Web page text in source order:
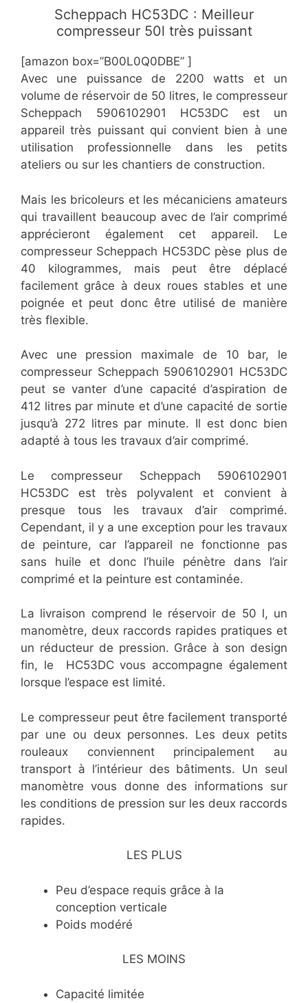
Scheppach HC53DC : Meilleur
compresseur 50l très puissant
[amazon box=”B00L0Q0DBE” ]
Avec une puissance de 2200 watts et un
volume de réservoir de 50 litres, le compresseur
Scheppach 5906102901 HC53DC est un
appareil très puissant qui convient bien à une
utilisation professionnelle dans les petits
ateliers ou sur les chantiers de construction.
Mais les bricoleurs et les mécaniciens amateurs
qui travaillent beaucoup avec de l’air comprimé
apprécieront également cet appareil. Le
compresseur Scheppach HC53DC pèse plus de
40 kilogrammes, mais peut être déplacé
facilement grâce à deux roues stables et une
poignée et peut donc être utilisé de manière
très flexible.
Avec une pression maximale de 10 bar, le
compresseur Scheppach 5906102901 HC53DC
peut se vanter d’une capacité d’aspiration de
412 litres par minute et d’une capacité de sortie
jusqu’à 272 litres par minute. Il est donc bien
adapté à tous les travaux d’air comprimé.
Le compresseur Scheppach 5906102901
HC53DC est très polyvalent et convient à
presque tous les travaux d’air comprimé.
Cependant, il y a une exception pour les travaux
de peinture, car l’appareil ne fonctionne pas
sans huile et donc l’huile pénètre dans l’air
comprimé et la peinture est contaminée.
La livraison comprend le réservoir de 50 l, un
manomètre, deux raccords rapides pratiques et
un réducteur de pression. Grâce à son design
fin, le HC53DC vous accompagne également
lorsque l’espace est limité.
Le compresseur peut être facilement transporté
par une ou deux personnes. Les deux petits
rouleaux conviennent principalement au
transport à l’intérieur des bâtiments. Un seul
manomètre vous donne des informations sur
les conditions de pression sur les deux raccords
rapides.
LES PLUS
Peu d’espace requis grâce à la
conception verticale
Poids modéré
LES MOINS
Capacité limitée